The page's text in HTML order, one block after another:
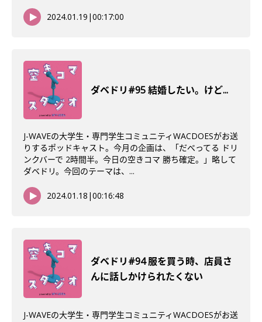
2024.01.19 |00:17:00
ダベドリ#95 結婚したい。けど...
J-WAVEの大学生・専門学生コミュニティWACDOESがお送
りするポッドキャスト。今月の企画は、「だべってる ドリ
ンクバーで 2時間半。今日の空きコマ 勝ち確定。」略して
ダベドリ。今回のテーマは、...
2024.01.18 |00:16:48
ダベドリ#94 服を買う時、店員さ
んに話しかけられたくない
J-WAVEの大学生・専門学生コミュニティWACDOESがお送